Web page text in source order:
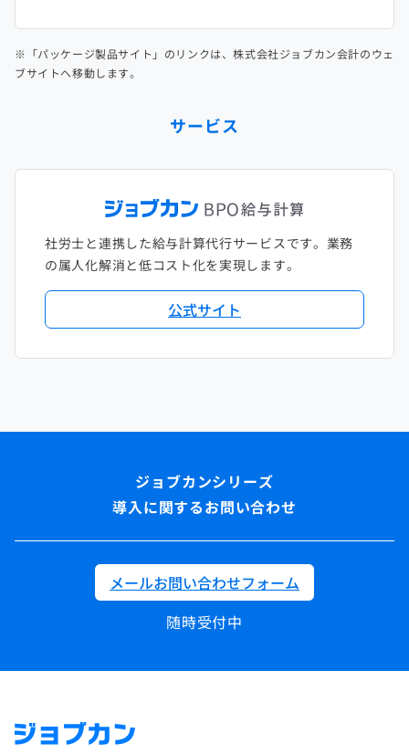
※「パッケージ製品サイト」のリンクは、株式会社ジョブカン会計のウェ
ブサイトへ移動します。
サービス
社労士と連携した給与計算代行サービスです。業務
の属人化解消と低コスト化を実現します。
公式サイト
導入に関するお問い合わせ
メールお問い合わせフォーム
随時受付中